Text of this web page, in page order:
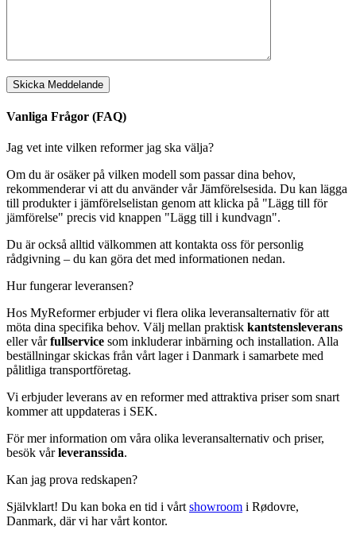
Vanliga Frågor (FAQ)
Jag vet inte vilken reformer jag ska välja?
Om du är osäker på vilken modell som passar dina behov,
rekommenderar vi att du använder vår Jämförelsesida. Du kan lägga
till produkter i jämförelselistan genom att klicka på "Lägg till för
jämförelse" precis vid knappen "Lägg till i kundvagn".
Du är också alltid välkommen att kontakta oss för personlig
rådgivning – du kan göra det med informationen nedan.
Hur fungerar leveransen?
Hos MyReformer erbjuder vi flera olika leveransalternativ för att
möta dina specifika behov. Välj mellan praktisk kantstensleverans
eller vårfullservice som inkluderar inbärning och installation. Alla
beställningar skickas från vårt lager i Danmark i samarbete med
pålitliga transportföretag.
Vi erbjuder leverans av en reformer med attraktiva priser som snart
kommer att uppdateras i SEK.
För mer information om våra olika leveransalternativ och priser,
besök vårleveranssida.
Kan jag prova redskapen?
Självklart! Du kan boka en tid i vårtshowroom i Rødovre,
Danmark, där vi har vårt kontor.